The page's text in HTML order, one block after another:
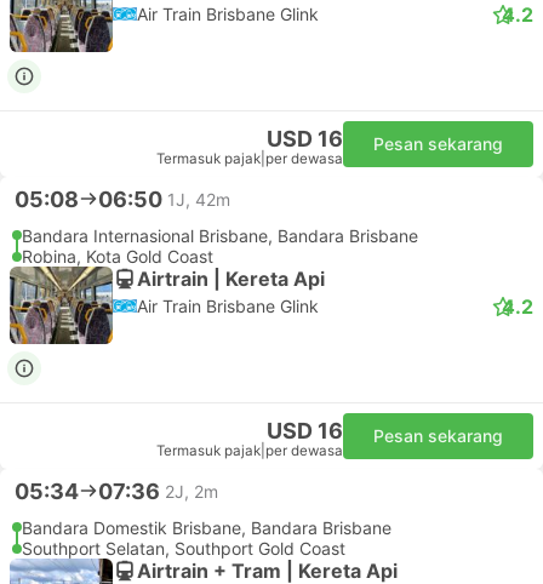
Air Train Brisbane Glink 4.2
USD 16
Termasuk pajak per dewasa
Pesan sekarang
05:08 06:50 1J, 42m
Bandara Internasional Brisbane, Bandara Brisbane
Robina, Kota Gold Coast
Airtrain | Kereta Api
Air Train Brisbane Glink 4.2
USD 16
Termasuk pajak per dewasa
Pesan sekarang
05:34 07:36 2J, 2m
Bandara Domestik Brisbane, Bandara Brisbane
Southport Selatan, Southport Gold Coast
Airtrain + Tram | Kereta Api